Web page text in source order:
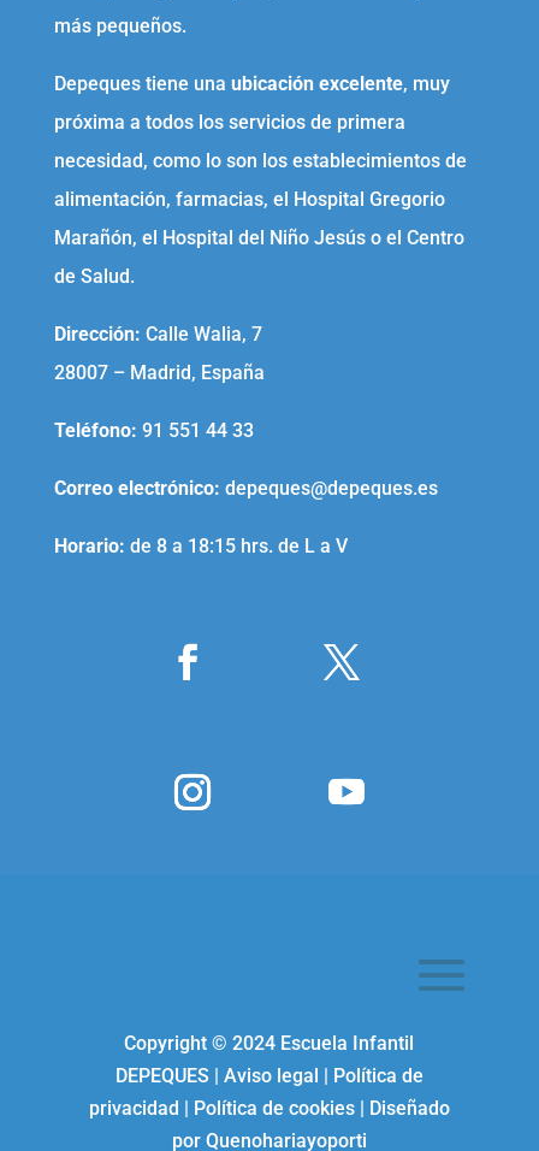
más pequeños.
Depeques tiene una ubicación excelente, muy
próxima a todos los servicios de primera
necesidad, como lo son los establecimientos de
alimentación, farmacias, el Hospital Gregorio
Marañón, el Hospital del Niño Jesús o el Centro
de Salud.
Dirección: Calle Walia, 7
28007 – Madrid, España
Teléfono: 91 551 44 33
Correo electrónico: depeques@depeques.es
Horario: de 8 a 18:15 hrs. de L a V
Copyright ©2024 Escuela Infantil
DEPEQUES | Aviso legal | Política de
privacidad | Política de cookies| Diseñado
por Quenohariayoporti